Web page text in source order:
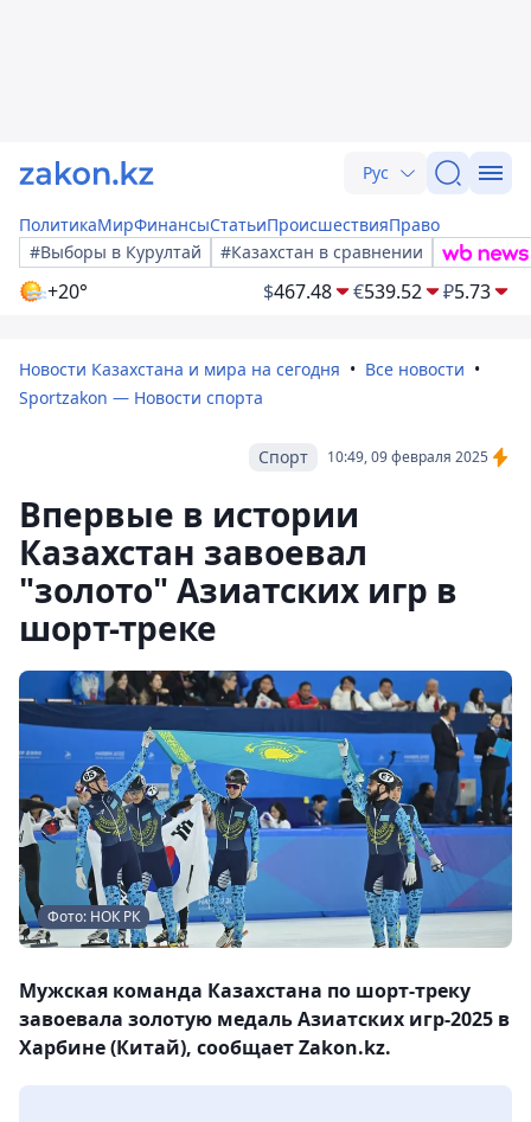
Рус
ПолитикаМирФинансыСтатьиПроисшествияПраво
#Выборы в Курултай
#Казахстан в сравнении
+20° $467.48 €539.52 ₽5.73
Новости Казахстана и мира на сегодня
Все новости
Sportzakon — Новости спорта
10:49, 09 февраля 2025
Спорт
Впервые в истории
Казахстан завоевал
"золото" Азиатских игр в
шорт-треке
Фото: НОК РК
Мужская команда Казахстана по шорт-треку
завоевала золотую медаль Азиатских игр-2025 в
Харбине (Китай), сообщает Zakon.kz.